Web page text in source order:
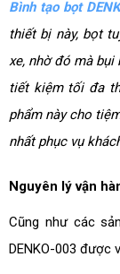
Bình tạo bọt
thiết bị này, bọt
xe, nhờ đó mà bụi
tiết kiệm tối đa
phẩm này cho
nhất phục vụ
Nguyên lý vận
Cũng như các
DENKO-003 được